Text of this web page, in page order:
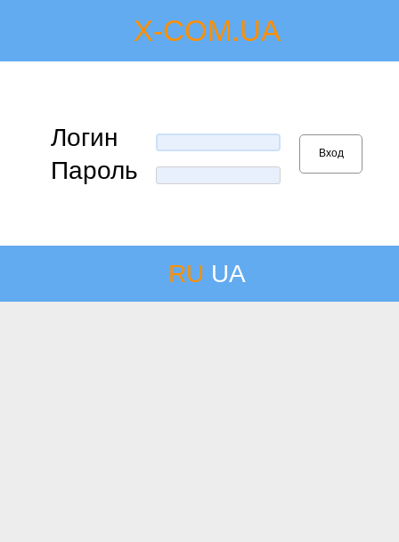
X-COM.UA
Логин
Вход
Пароль
RU UA